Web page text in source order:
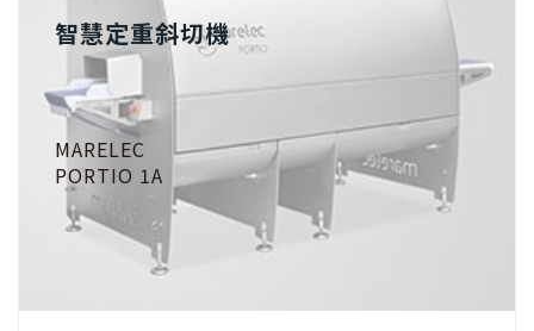
智慧定重斜切機
MARELEC
PORTIO 1A